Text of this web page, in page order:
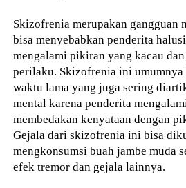
Skizofrenia merupakan gangguan
bisa menyebabkan penderita
mengalami pikiran yang kacau
perilaku. Skizofrenia ini umumnya
waktu lama yang juga sering
mental karena penderita
membedakan kenyataan dengan
Gejala dari skizofrenia ini bisa
mengkonsumsi buah jambe muda
efek tremor dan gejala lainnya.